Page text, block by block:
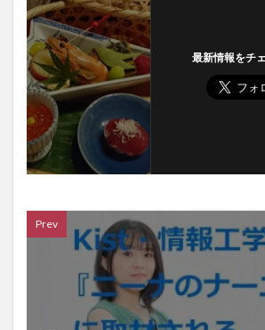
最新情報をチ
Prev